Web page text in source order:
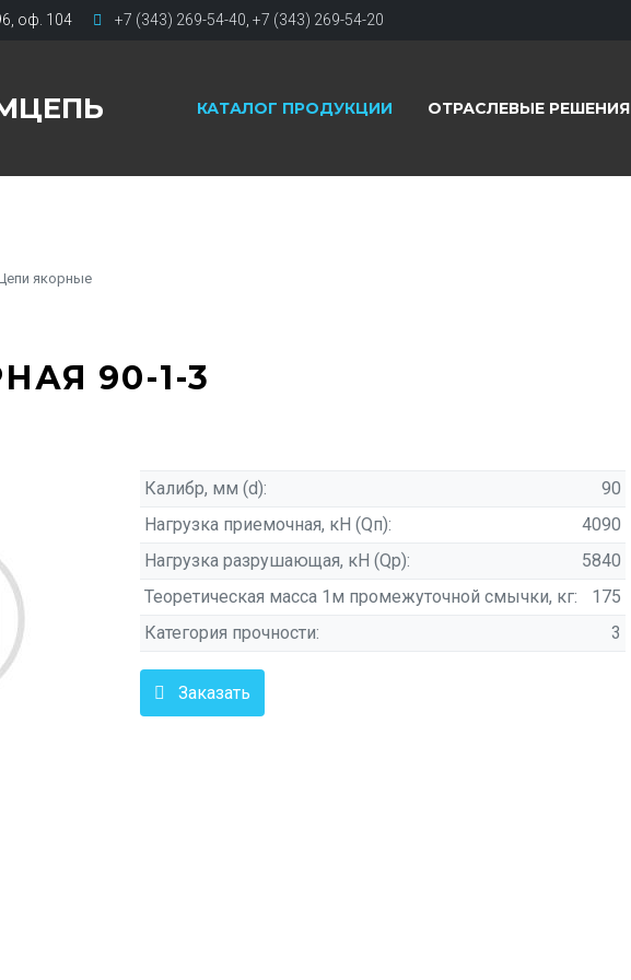
оф. 104 +7 (343) 269-54-40 +7 (343) 269-54-20
КАТАЛОГ ПРОДУКЦИИ ОТРАСЛЕВЫЕ РЕШЕНИЯ
якорные
90-1-3
Калибр, мм (d):
90
Нагрузка приемочная, кН (Qп):
4090
Нагрузка разрушающая, кН (Qр):
5840
Теоретическая масса 1м промежуточной смычки, кг:
175
Категория прочности:
3
Заказать